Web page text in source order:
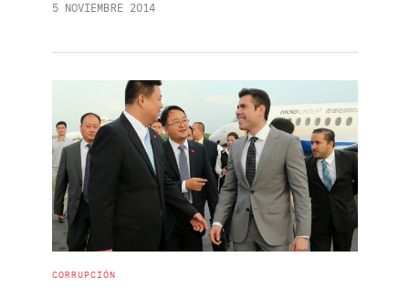
5 NOVIEMBRE 2014
CORRUPCIÓN